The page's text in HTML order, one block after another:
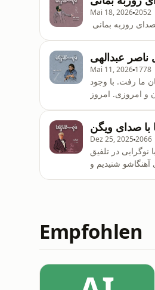
Mai 18, 20262052
Mai 11, 2026 1778
ما رفت. با وجود
امروزی. امروز
privacy
Dez 25, 2025 2066
در تلفیق
شنیدیم و
Empfohlen